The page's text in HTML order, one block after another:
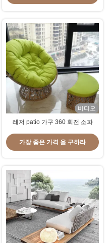
비디오
레저 patio 가구 360 회전 소파
가장 좋은 가격 을 구하라